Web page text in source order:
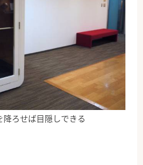
降ろせば目隠しできる